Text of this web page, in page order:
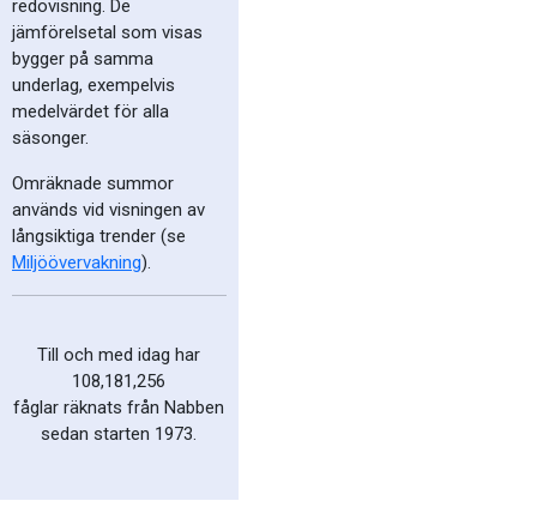
redovisning. De
jämförelsetal som visas
bygger på samma
underlag, exempelvis
medelvärdet för alla
säsonger.
Omräknade summor
används vid visningen av
långsiktiga trender (se
Miljöövervakning).
Till och med idag har
108,181,256
fåglar räknats från Nabben
sedan starten 1973.